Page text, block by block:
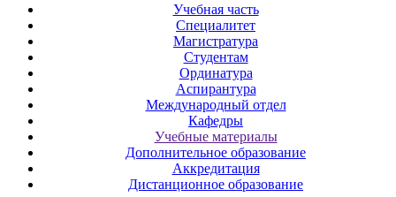
Учебная часть
Специалитет
Магистратура
Студентам
Ординатура
Аспирантура
Международный отдел
Кафедры
Учебные материалы
Дополнительное образование
Аккредитация
Дистанционное образование